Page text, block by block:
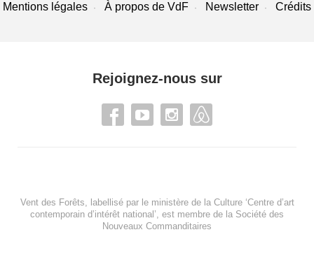
Mentions légales À propos de VdF Newsletter Crédits
Rejoignez-nous sur
Vent des Forêts, labellisé par le ministère de la Culture ‘Centre d’art
contemporain d’intérêt national’, est membre de la Société des
Nouveaux Commanditaires